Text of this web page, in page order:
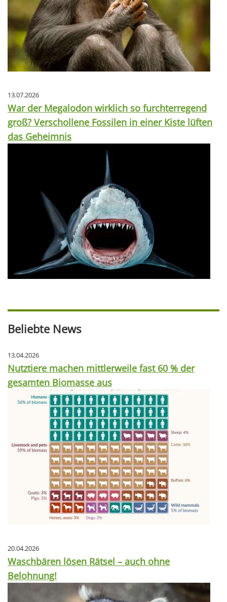
13.07.2026
War der Megalodon wirklich so furchterregend
groß? Verschollene Fossilen in einer Kiste lüften
das Geheimnis
Beliebte News
13.04.2026
Nutztiere machen mittlerweile fast 60 % der
gesamten Biomasse aus
20.04.2026
Waschbären lösen Rätsel – auch ohne
Belohnung!